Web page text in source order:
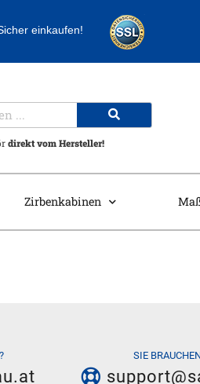
einkaufen!
direkt vom Hersteller!
Zirbenkabinen
SIE